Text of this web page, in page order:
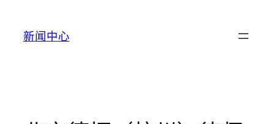
新闻中心